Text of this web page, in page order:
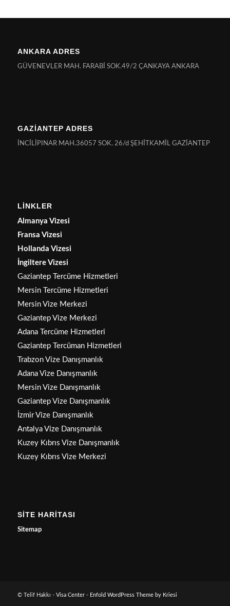
ANKARA ADRES
GÜVENEVLER MAH. FARABİ SOK.49/2 ÇANKAYA ANKARA
GAZİANTEP ADRES
İNCİLİPINAR MAH.36057 SOK. 26/d ŞEHİTKAMİL GAZİANTEP
LİNKLER
Almanya Vizesi
Fransa Vizesi
Hollanda Vizesi
İngiltere Vizesi
Gaziantep Tercüme Hizmetleri
Mersin Tercüme Hizmetleri
Mersin Vize Merkezi
Gaziantep Vize Merkezi
Adana Tercüme Hizmetleri
Gaziantep Tercüman Hizmetleri
Trabzon Vize Danışmanlık
Adana Vize Danışmanlık
Mersin Vize Danışmanlık
Gaziantep Vize Danışmanlık
İzmir Vize Danışmanlık
Antalya Vize Danışmanlık
Kuzey Kıbrıs Vize Danışmanlık
Kuzey Kıbrıs Vize Merkezi
SİTE HARİTASI
Sitemap
© Telif Hakkı - Visa Center- Enfold WordPress Theme by Kriesi